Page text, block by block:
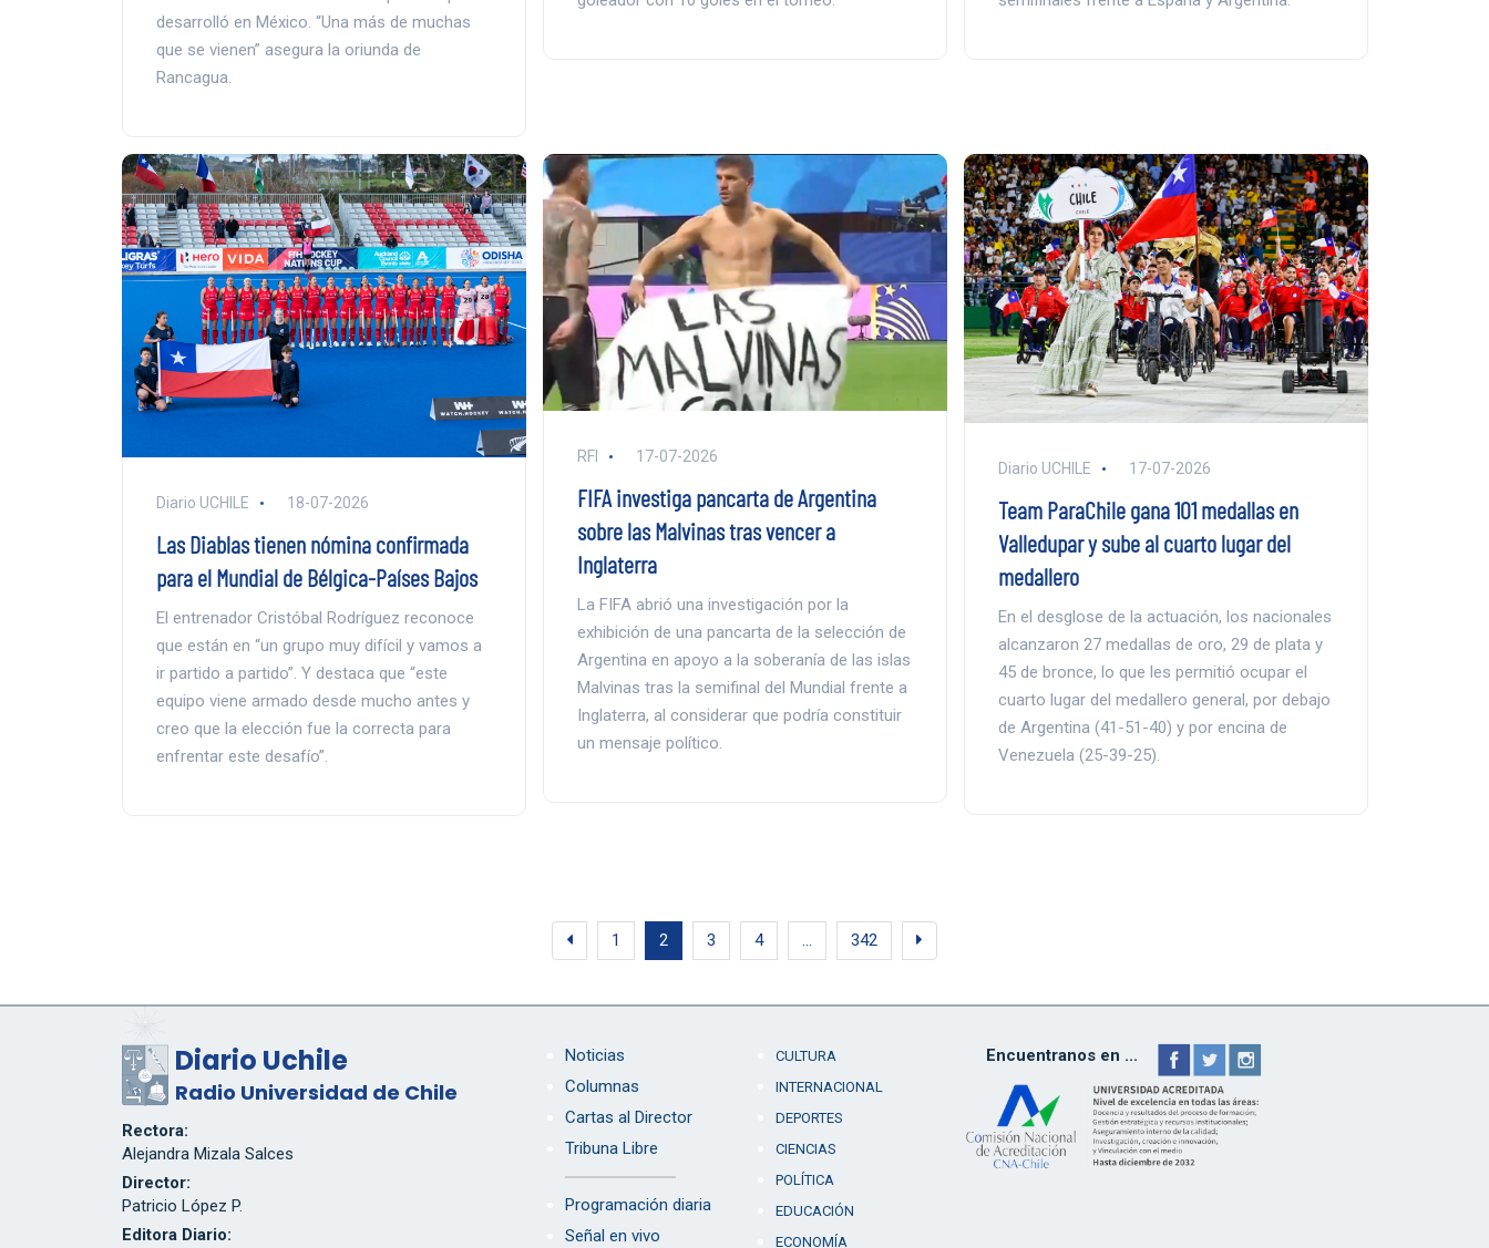
desarrolló en México. “Una más de muchas
que se vienen” asegura la oriunda de
Rancagua.
Diario UCHILE 18-07-2026
Las Diablas tienen nómina confirmada
para el Mundial de Bélgica-Países Bajos
El entrenador Cristóbal Rodríguez reconoce
que están en “un grupo muy difícil y vamos a
ir partido a partido”. Y destaca que “este
equipo viene armado desde mucho antes y
creo que la elección fue la correcta para
enfrentar este desafío”.
RFI 17-07-2026
FIFA investiga pancarta de Argentina
sobre las Malvinas tras vencer a
Inglaterra
La FIFA abrió una investigación por la
exhibición de una pancarta de la selección de
Argentina en apoyo a la soberanía de las islas
Malvinas tras la semifinal del Mundial frente a
Inglaterra, al considerar que podría constituir
un mensaje político.
Diario UCHILE 17-07-2026
Team ParaChile gana 101 medallas en
Valledupar y sube al cuarto lugar del
medallero
En el desglose de la actuación, los nacionales
alcanzaron 27 medallas de oro, 29 de plata y
45 de bronce, lo que les permitió ocupar el
cuarto lugar del medallero general, por debajo
de Argentina (41-51-40) y por encina de
Venezuela (25-39-25).
1 2 3 4 … 342
Diario Uchile
Radio Universidad de Chile
Rectora:
Alejandra Mizala Salces
Director:
Patricio López P.
Editora Diario:
Noticias
Columnas
Cartas al Director
Tribuna Libre
Programación diaria
Señal en vivo
CULTURA
INTERNACIONAL
DEPORTES
CIENCIAS
POLÍTICA
EDUCACIÓN
ECONOMÍA
Encuentranos en ...